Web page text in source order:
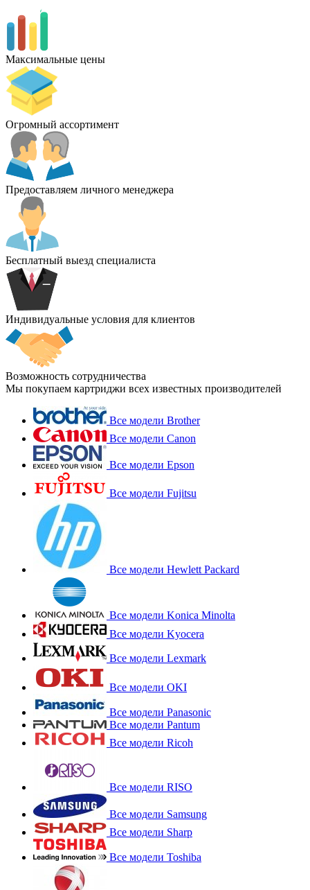
Максимальные цены
Огромный ассортимент
Предоставляем личного менеджера
Бесплатный выезд специалиста
Индивидуальные условия для клиентов
Возможность сотрудничества
Мы покупаем картриджи всех известных производителей
Все модели Brother
Все модели Canon
Все модели Epson
Все модели Fujitsu
Все модели Hewlett Packard
Все модели Konica Minolta
Все модели Kyocera
Все модели Lexmark
Все модели OKI
Все модели Panasonic
Все модели Pantum
Все модели Ricoh
Все модели RISO
Все модели Samsung
Все модели Sharp
Все модели Toshiba